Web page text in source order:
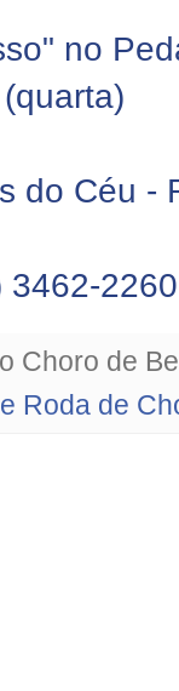
no
do Céu -
3462-
Choro de
Roda de